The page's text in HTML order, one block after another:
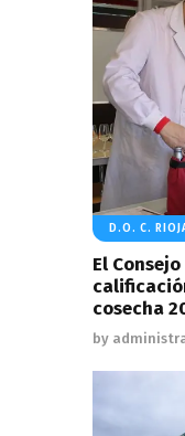
D.O. C.
El
cosecha
by